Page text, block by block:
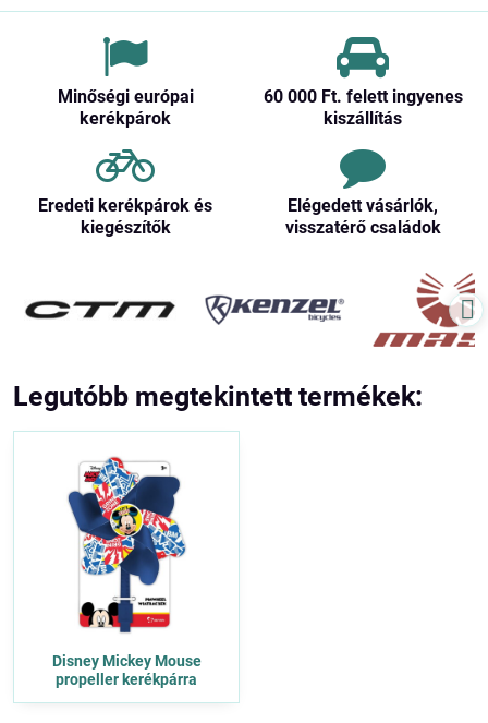
Minőségi európai
kerékpárok
60 000 Ft​. felett ingyenes
kiszállítás
Eredeti kerékpárok és
kiegészítők
Elégedett vásárlók,
visszatérő családok
Legutóbb megtekintett termékek:
Disney Mickey Mouse
propeller kerékpárra